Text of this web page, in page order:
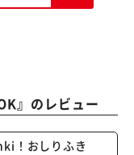
』のレビュー
！おしりふき
手続きへ